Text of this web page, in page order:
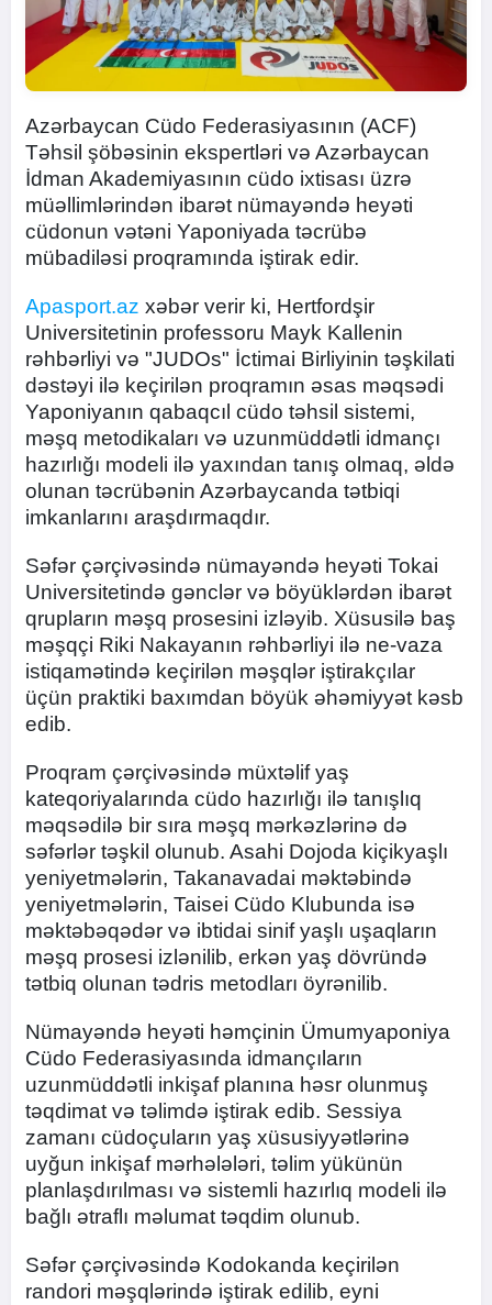
Azərbaycan Cüdo Federasiyasının (ACF)
Təhsil şöbəsinin ekspertləri və Azərbaycan
İdman Akademiyasının cüdo ixtisası üzrə
müəllimlərindən ibarət nümayəndə heyəti
cüdonun vətəni Yaponiyada təcrübə
mübadiləsi proqramında iştirak edir.
Apasport.az xəbər verir ki, Hertfordşir
Universitetinin professoru Mayk Kallenin
rəhbərliyi və "JUDOs" İctimai Birliyinin təşkilati
dəstəyi ilə keçirilən proqramın əsas məqsədi
Yaponiyanın qabaqcıl cüdo təhsil sistemi,
məşq metodikaları və uzunmüddətli idmançı
hazırlığı modeli ilə yaxından tanış olmaq, əldə
olunan təcrübənin Azərbaycanda tətbiqi
imkanlarını araşdırmaqdır.
Səfər çərçivəsində nümayəndə heyəti Tokai
Universitetində gənclər və böyüklərdən ibarət
qrupların məşq prosesini izləyib. Xüsusilə baş
məşqçi Riki Nakayanın rəhbərliyi ilə ne-vaza
istiqamətində keçirilən məşqlər iştirakçılar
üçün praktiki baxımdan böyük əhəmiyyət kəsb
edib.
Proqram çərçivəsində müxtəlif yaş
kateqoriyalarında cüdo hazırlığı ilə tanışlıq
məqsədilə bir sıra məşq mərkəzlərinə də
səfərlər təşkil olunub. Asahi Dojoda kiçikyaşlı
yeniyetmələrin, Takanavadai məktəbində
yeniyetmələrin, Taisei Cüdo Klubunda isə
məktəbəqədər və ibtidai sinif yaşlı uşaqların
məşq prosesi izlənilib, erkən yaş dövründə
tətbiq olunan tədris metodları öyrənilib.
Nümayəndə heyəti həmçinin Ümumyaponiya
Cüdo Federasiyasında idmançıların
uzunmüddətli inkişaf planına həsr olunmuş
təqdimat və təlimdə iştirak edib. Sessiya
zamanı cüdoçuların yaş xüsusiyyətlərinə
uyğun inkişaf mərhələləri, təlim yükünün
planlaşdırılması və sistemli hazırlıq modeli ilə
bağlı ətraflı məlumat təqdim olunub.
Səfər çərçivəsində Kodokanda keçirilən
randori məşqlərində iştirak edilib, eyni